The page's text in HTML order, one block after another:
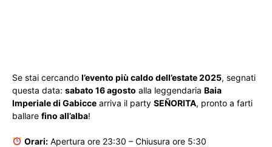
Se stai cercando l’evento più caldo dell’estate 2025, segnati
questa data: sabato 16 agosto alla leggendaria Baia
Imperiale di Gabicce arriva il party SEÑORITA, pronto a farti
ballare fino all’alba!
Orari:Apertura ore 23:30 – Chiusura ore 5:30